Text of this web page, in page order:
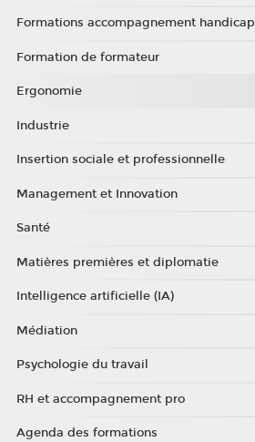
Formations accompagnement handicap
Formation de formateur
Ergonomie
Industrie
Insertion sociale et professionnelle
Management et Innovation
Santé
Matières premières et diplomatie
Intelligence artificielle (IA)
Médiation
Psychologie du travail
RH et accompagnement pro
Agenda des formations